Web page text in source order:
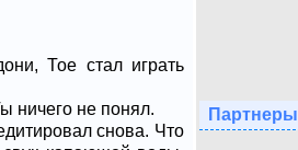
Тое стал играть
ничего не понял.
снова. Что
Партнеры